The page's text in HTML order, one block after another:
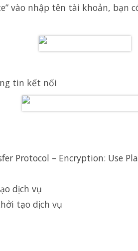
vào nhập tên tài khoản, bạn
tin kết nối
Protocol – Encryption: Use
dịch vụ
tạo dịch vụ